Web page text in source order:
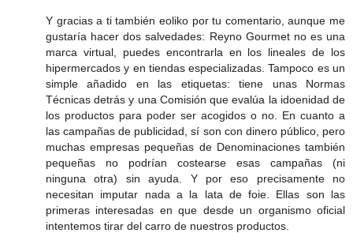
Y gracias a ti también eoliko por tu comentario, aunque me
gustaría hacer dos salvedades: Reyno Gourmet no es una
marca virtual, puedes encontrarla en los lineales de los
hipermercados y en tiendas especializadas. Tampoco es un
simple añadido en las etiquetas: tiene unas Normas
Técnicas detrás y una Comisión que evalúa la idoenidad de
los productos para poder ser acogidos o no. En cuanto a
las campañas de publicidad, sí son con dinero público, pero
muchas empresas pequeñas de Denominaciones también
pequeñas no podrían costearse esas campañas (ni
ninguna otra) sin ayuda. Y por eso precisamente no
necesitan imputar nada a la lata de foie. Ellas son las
primeras interesadas en que desde un organismo oficial
intentemos tirar del carro de nuestros productos.